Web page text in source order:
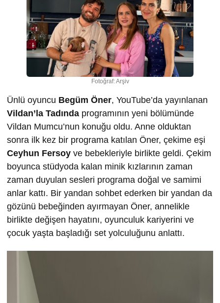
Fotoğraf: Arşiv
Ünlü oyuncu Begüm Öner, YouTube’da yayınlanan
Vildan’la Tadında programının yeni bölümünde
Vildan Mumcu’nun konuğu oldu. Anne olduktan
sonra ilk kez bir programa katılan Öner, çekime eşi
Ceyhun Fersoy ve bebekleriyle birlikte geldi. Çekim
boyunca stüdyoda kalan minik kızlarının zaman
zaman duyulan sesleri programa doğal ve samimi
anlar kattı. Bir yandan sohbet ederken bir yandan da
gözünü bebeğinden ayırmayan Öner, annelikle
birlikte değişen hayatını, oyunculuk kariyerini ve
çocuk yaşta başladığı set yolculuğunu anlattı.